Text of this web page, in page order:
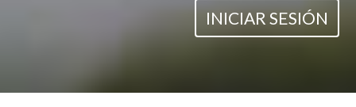
INICIAR SESIÓN